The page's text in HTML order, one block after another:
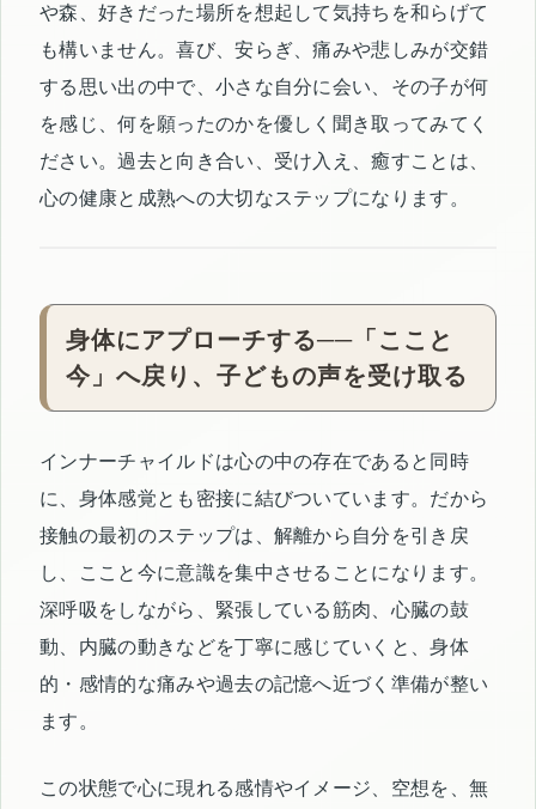
や森、好きだった場所を想起して気持ちを和らげて
も構いません。喜び、安らぎ、痛みや悲しみが交錯
する思い出の中で、小さな自分に会い、その子が何
を感じ、何を願ったのかを優しく聞き取ってみてく
ださい。過去と向き合い、受け入え、癒すことは、
心の健康と成熟への大切なステップになります。
身体にアプローチする──「ここと
今」へ戻り、子どもの声を受け取る
インナーチャイルドは心の中の存在であると同時
に、身体感覚とも密接に結びついています。だから
接触の最初のステップは、解離から自分を引き戻
し、ここと今に意識を集中させることになります。
深呼吸をしながら、緊張している筋肉、心臓の鼓
動、内臓の動きなどを丁寧に感じていくと、身体
的・感情的な痛みや過去の記憶へ近づく準備が整い
ます。
この状態で心に現れる感情やイメージ、空想を、無